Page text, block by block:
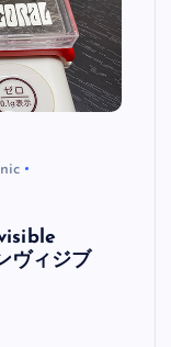
ヴィジブ